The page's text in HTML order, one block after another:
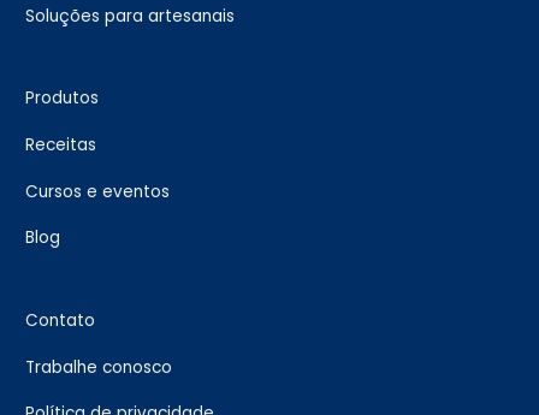
Soluções para artesanais
Produtos
Receitas
Cursos e eventos
Blog
Contato
Trabalhe conosco